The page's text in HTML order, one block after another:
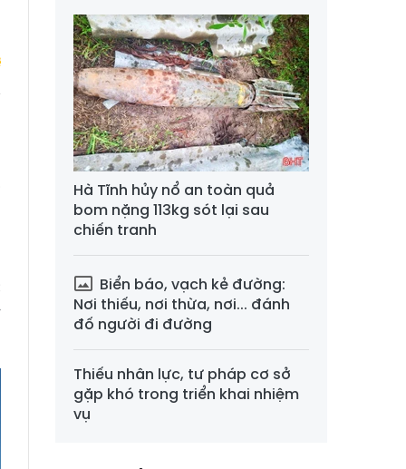
Hà Tĩnh hủy nổ an toàn quả
bom nặng 113kg sót lại sau
chiến tranh
Biển báo, vạch kẻ đường:
Nơi thiếu, nơi thừa, nơi... đánh
đố người đi đường
Thiếu nhân lực, tư pháp cơ sở
gặp khó trong triển khai nhiệm
vụ